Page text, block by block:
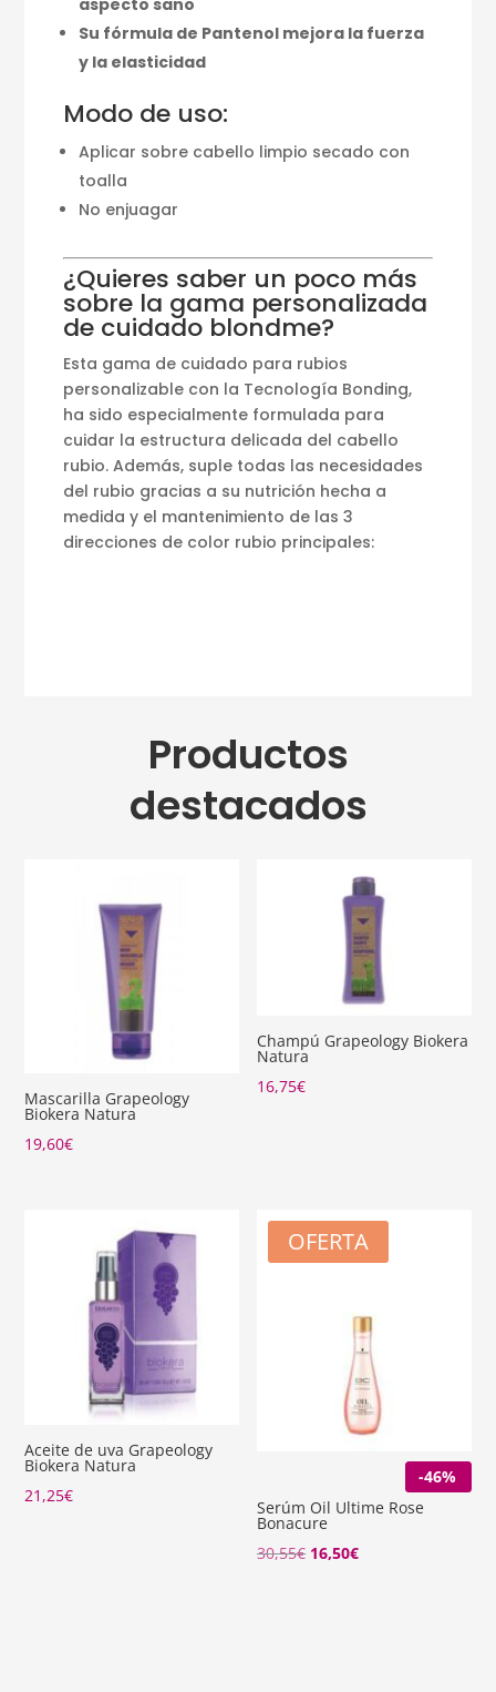
Su fórmula de Pantenol mejora la fuerza
y la elasticidad
Modo de uso:
Aplicar sobre cabello limpio secado con
toalla
No enjuagar
¿Quieres saber un poco más
sobre la gama personalizada
de cuidado blondme?
Esta gama de cuidado para rubios
personalizable con la Tecnología Bonding,
ha sido especialmente formulada para
cuidar la estructura delicada del cabello
rubio. Además, suple todas las necesidades
del rubio gracias a su nutrición hecha a
medida y el mantenimiento de las 3
direcciones de color rubio principales:
Productos
destacados
Mascarilla Grapeology
Biokera Natura
19,60€
Champú Grapeology Biokera
Natura
16,75€
Aceite de uva Grapeology
Biokera Natura
21,25€
OFERTA
-46%
Serúm Oil Ultime Rose
Bonacure
30,55€ El
16,50€El